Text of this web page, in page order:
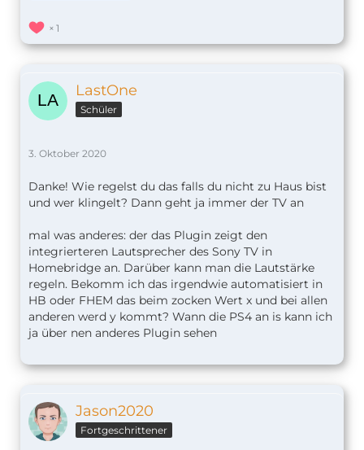
1
LastOne
Schüler
3. Oktober 2020
Danke! Wie regelst du das falls du nicht zu Haus bist
und wer klingelt? Dann geht ja immer der TV an
mal was anderes: der das Plugin zeigt den
integrierteren Lautsprecher des Sony TV in
Homebridge an. Darüber kann man die Lautstärke
regeln. Bekomm ich das irgendwie automatisiert in
HB oder FHEM das beim zocken Wert x und bei allen
anderen werd y kommt? Wann die PS4 an is kann ich
ja über nen anderes Plugin sehen
Jason2020
Fortgeschrittener